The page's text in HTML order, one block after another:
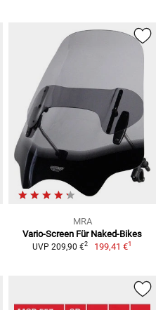
MRA
Vario-Screen Für Naked-Bikes
UVP 209,90 €2 199,41 €1